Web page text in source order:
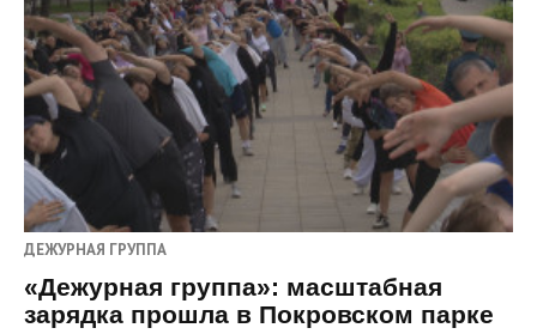
ДЕЖУРНАЯ ГРУППА
«Дежурная группа»: масштабная
зарядка прошла в Покровском парке